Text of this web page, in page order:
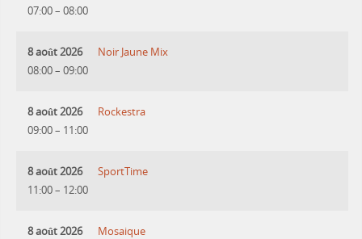
07:00– 08:00
8 août 2026
08:00– 09:00
Noir Jaune Mix
8 août 2026
09:00– 11:00
Rockestra
8 août 2026
11:00– 12:00
SportTime
8 août 2026
Mosaique